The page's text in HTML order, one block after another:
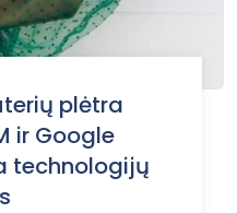
plėtra
ir Google
technologijų